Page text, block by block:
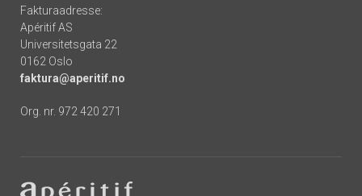
Fakturaadresse:
Apéritif AS
Universitetsgata 22
0162 Oslo
faktura@aperitif.no
Org. nr. 972 420 271